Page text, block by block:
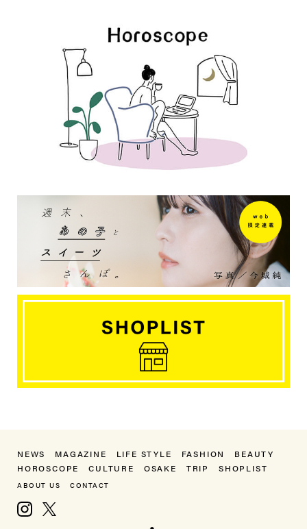
NEWS MAGAZINE LIFE STYLE FASHION
BEAUTY
HOROSCOPE
CULTURE OSAKE TRIP SHOPLIST
ABOUT US CONTACT
Instagram